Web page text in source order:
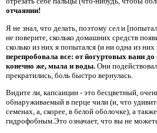
отчаянии!
Я не знал, что делать, поэтому сел и
не поверите, сколько домашних средств
сколько из них я попытался (и ни одна из них
перепробовала все: от йогуртовых ванн до
конечно же, мыла и воды. Они
прекратились, боль быстро вернулась.
Видите ли, капсаицин - это бесцветный,
обнаруживаемый в перце чили (и, что
семенах, а, скорее, в белой оболочке), а
гидрофобным.Это означает, что вы не